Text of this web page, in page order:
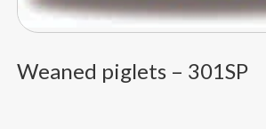
Weaned piglets – 301SP